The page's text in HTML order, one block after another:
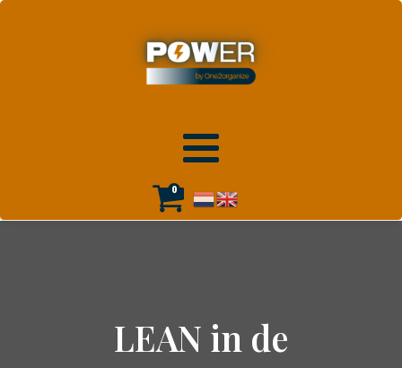
0
LEAN in de